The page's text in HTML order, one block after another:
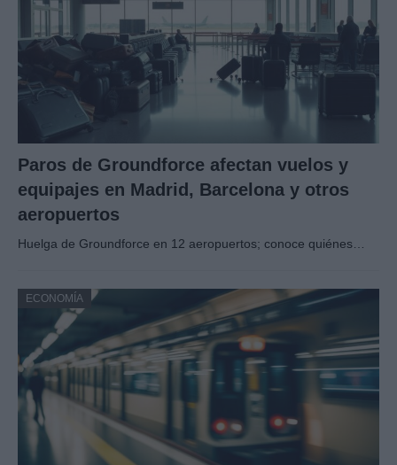
Paros de Groundforce afectan vuelos y
equipajes en Madrid, Barcelona y otros
aeropuertos
Huelga de Groundforce en 12 aeropuertos; conoce quiénes…
ECONOMÍA